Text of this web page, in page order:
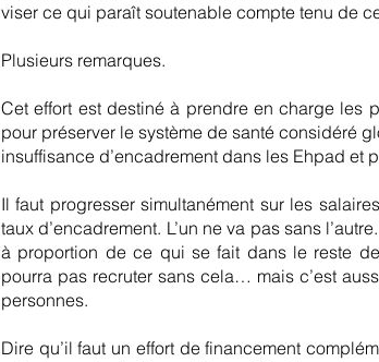
viser ce qui paraît soutenable compte tenu de
Plusieurs remarques.
Cet effort est destiné à prendre en charge les
pour préserver le système de santé considéré
insuffisance d’encadrement dans les Ehpad et
Il faut progresser simultanément sur les
taux d’encadrement. L’un ne va pas sans
à proportion de ce qui se fait dans le reste
pourra pas recruter sans cela… mais c’est
personnes.
Dire qu’il faut un effort de financement